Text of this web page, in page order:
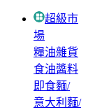
超級市
場
糧油雜貨
食油醬料
即食麵/
意大利麵/